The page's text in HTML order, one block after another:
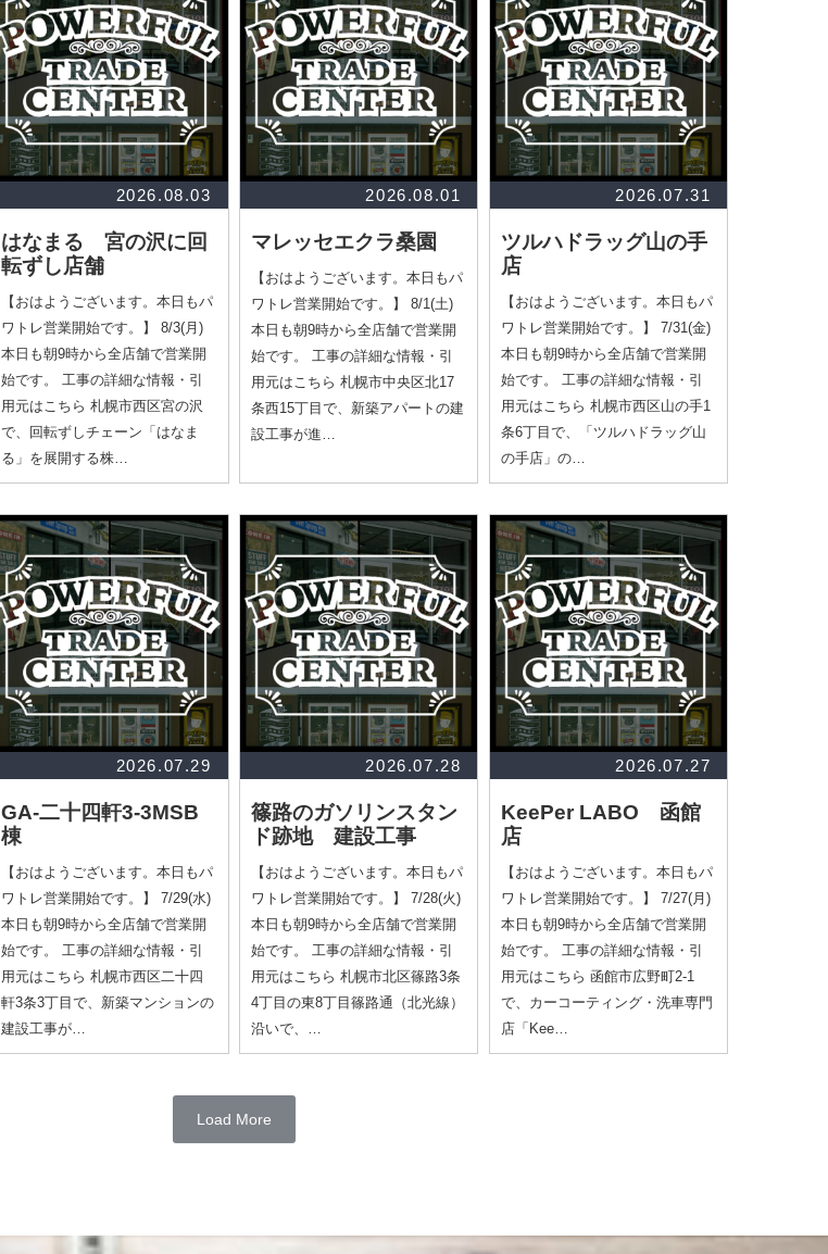
2026.08.03
はなまる 宮の沢に回
転ずし店舗
【おはようございます。本日もパ
ワトレ営業開始です。】 8/3(月)
本日も朝9時から全店舗で営業開
始です。 工事の詳細な情報・引
用元はこちら 札幌市西区宮の沢
で、回転ずしチェーン「はなま
る」を展開する株…
2026.08.01
マレッセエクラ桑園
【おはようございます。本日もパ
ワトレ営業開始です。】 8/1(土)
本日も朝9時から全店舗で営業開
始です。 工事の詳細な情報・引
用元はこちら 札幌市中央区北17
条西15丁目で、新築アパートの建
設工事が進…
2026.07.31
ツルハドラッグ山の手
店
【おはようございます。本日もパ
ワトレ営業開始です。】 7/31(金)
本日も朝9時から全店舗で営業開
始です。 工事の詳細な情報・引
用元はこちら 札幌市西区山の手1
条6丁目で、「ツルハドラッグ山
の手店」の…
2026.07.29
GA-二十四軒3-3MSB
棟
【おはようございます。本日もパ
ワトレ営業開始です。】 7/29(水)
本日も朝9時から全店舗で営業開
始です。 工事の詳細な情報・引
用元はこちら 札幌市西区二十四
軒3条3丁目で、新築マンションの
建設工事が…
2026.07.28
篠路のガソリンスタン
ド跡地 建設工事
【おはようございます。本日もパ
ワトレ営業開始です。】 7/28(火)
本日も朝9時から全店舗で営業開
始です。 工事の詳細な情報・引
用元はこちら 札幌市北区篠路3条
4丁目の東8丁目篠路通（北光線）
沿いで、…
2026.07.27
KeePer LABO 函館
店
【おはようございます。本日もパ
ワトレ営業開始です。】 7/27(月)
本日も朝9時から全店舗で営業開
始です。 工事の詳細な情報・引
用元はこちら 函館市広野町2-1
で、カーコーティング・洗車専門
店「Kee…
Load More